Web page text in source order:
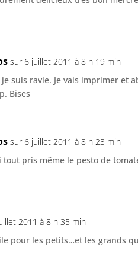
sur 6 juillet 2011 à 8 h 19 min
suis ravie. Je vais imprimer et
Bises
sur 6 juillet 2011 à 8 h 23 min
tout pris même le pesto de
2011 à 8 h 35 min
pour les petits…et les grands